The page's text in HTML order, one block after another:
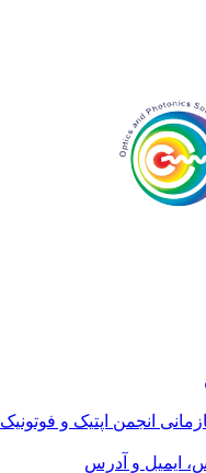
انجمن اپتیک و فوتونیک
ایمیل و آدرس